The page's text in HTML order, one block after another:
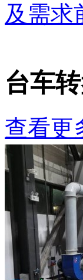
及需求
台车
查看更